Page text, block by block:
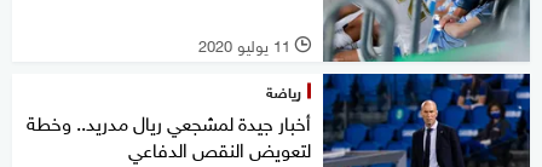
l 11 يوليو 2020
رياضة
أخبار جيدة لمشجعي ريال مدريد.. وخطة
لتعويض النقص الدفاعي